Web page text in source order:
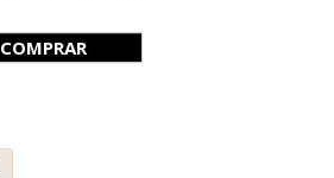
COMPRAR